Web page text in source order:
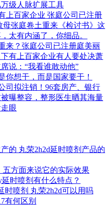
级人脉扩展工具
上百家企业 张庭公司已注册
张庭卷土重来《检讨书》这
太有内涵了，你细品。
来？张庭公司已注册庭美丽
有上百家企业有人要处决萧
说：“我看谁敢动他”
你想干，而是国家要干！
司拟注销！96套房产、银行
曝整容，整形医生晒其海量
眼
的 丸荣2h2d延时喷剂产品的
五方面来说它的实际效果
时喷剂有什么特点？
时喷剂 丸荣2h2d可以用吗
有何区别